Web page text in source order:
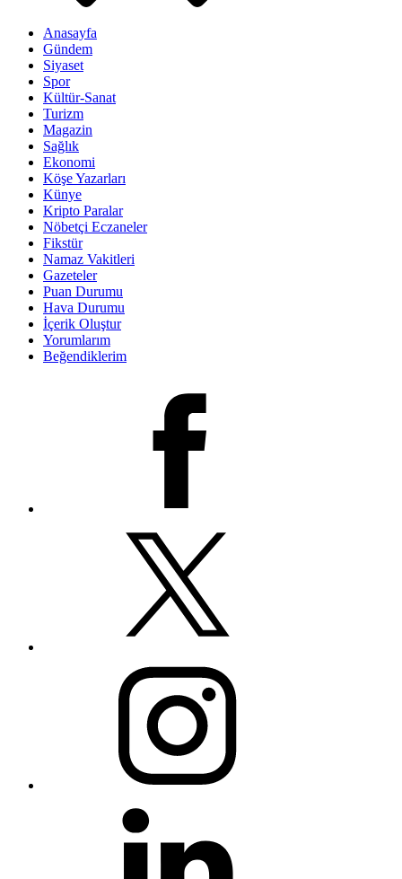
Anasayfa
Gündem
Siyaset
Spor
Kültür-Sanat
Turizm
Magazin
Sağlık
Ekonomi
Köşe Yazarları
Künye
Kripto Paralar
Nöbetçi Eczaneler
Fikstür
Namaz Vakitleri
Gazeteler
Puan Durumu
Hava Durumu
İçerik Oluştur
Yorumlarım
Beğendiklerim